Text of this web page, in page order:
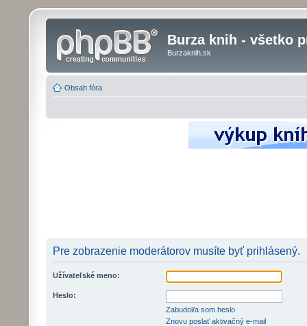
Burza knih - všetko
Burzaknih.sk
Obsah fóra
Pre zobrazenie moderátorov musíte byť prihlásený.
Užívateľské meno:
Heslo:
Zabudol/a som heslo
Znovu poslať aktivačný e-mail